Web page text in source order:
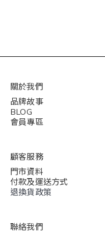
關於我們
品牌故事
BLOG
會員專區
顧客服務
門市資料
付款及運送方式
退換貨政策
聯絡我們